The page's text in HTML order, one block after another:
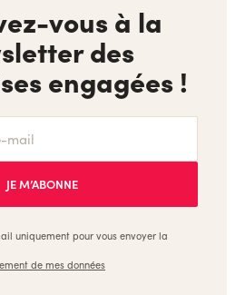
vous à la
des
engagées !
uniquement pour vous envoyer la
de mes données